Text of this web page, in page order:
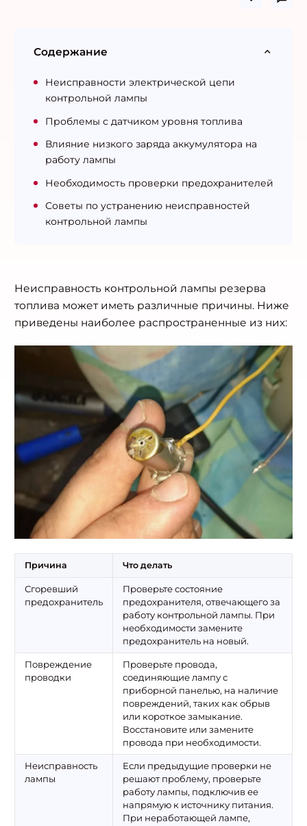
Неисправность контрольной лампы резерва
топлива может иметь различные причины. Ниже
приведены наиболее распространенные из них:
Причина Что делать
Сгоревший
предохранитель
Проверьте состояние
предохранителя, отвечающего за
работу контрольной лампы. При
необходимости замените
предохранитель на новый.
Повреждение
проводки
Проверьте провода,
соединяющие лампу с
приборной панелью, на наличие
повреждений, таких как обрыв
или короткое замыкание.
Восстановите или замените
провода при необходимости.
Неисправность
лампы
Если предыдущие проверки не
решают проблему, проверьте
работу лампы, подключив ее
напрямую к источнику питания.
При неработающей лампе,
Содержание
Неисправности электрической цепи
контрольной лампы
Проблемы с датчиком уровня топлива
Влияние низкого заряда аккумулятора на
работу лампы
Необходимость проверки предохранителей
Советы по устранению неисправностей
контрольной лампы